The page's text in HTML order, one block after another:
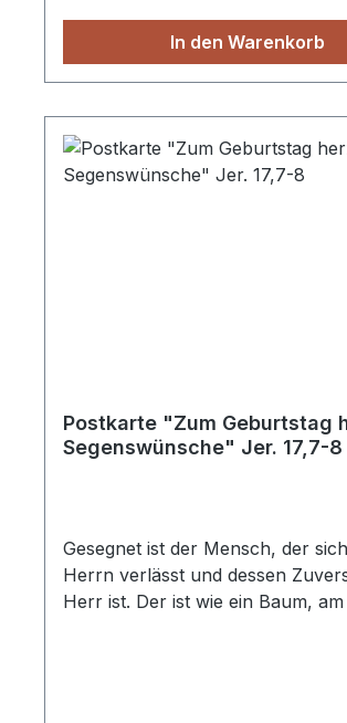
In den Warenkorb
Postkarte "Zum Geburtstag
Segenswünsche" Jer. 17,7-8
Gesegnet ist der Mensch, der
Herrn verlässt und dessen
Herr ist. Der ist wie ein Baum,